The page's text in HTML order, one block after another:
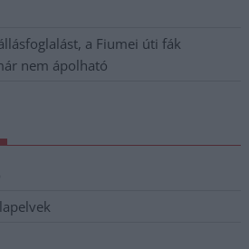
a Fiumei úti fák
nem ápolható